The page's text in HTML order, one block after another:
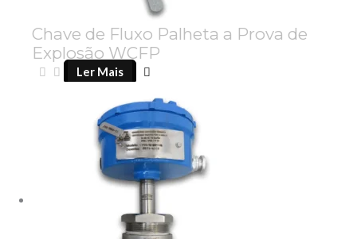
Chave de Fluxo Palheta a Prova de
Explosão WCFP
Ler Mais